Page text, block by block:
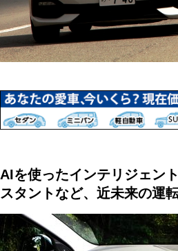
AIを使ったインテリジェン
スタントなど、近未来の運